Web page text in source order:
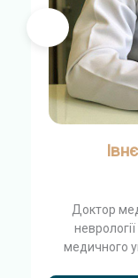
Доктор
медичного